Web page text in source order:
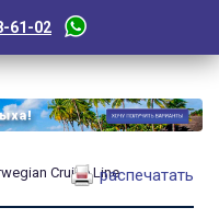
61-02
Cruise Lineраспечатать